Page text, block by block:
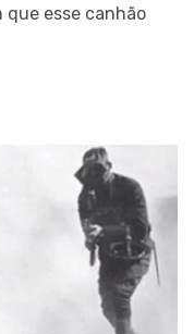
esse canhão